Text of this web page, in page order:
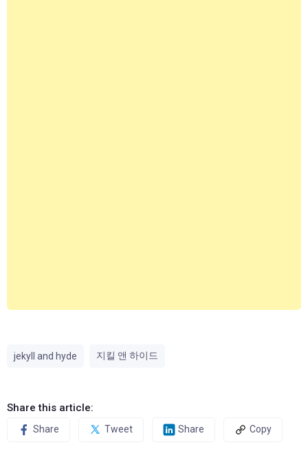
jekyll and hyde 지킬 앤 하이드
Share this article:
Share Tweet Share Copy